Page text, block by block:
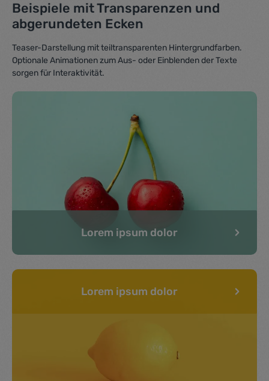
Beispiele mit Transparenzen und
abgerundeten Ecken
Teaser-Darstellung mit teiltransparenten Hintergrundfarben.
Optionale Animationen zum Aus- oder Einblenden der Texte
sorgen für Interaktivität.
Lorem ipsum dolor
Lorem ipsum dolor